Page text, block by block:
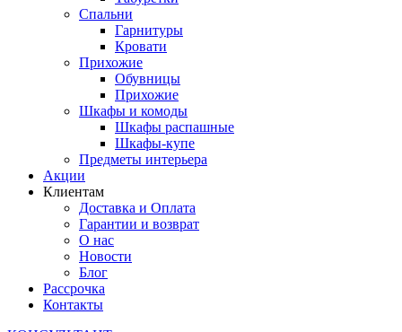
Спальни
Гарнитуры
Кровати
Прихожие
Обувницы
Прихожие
Шкафы и комоды
Шкафы распашные
Шкафы-купе
Предметы интерьера
Акции
Клиентам
Доставка и Оплата
Гарантии и возврат
О нас
Новости
Блог
Рассрочка
Контакты